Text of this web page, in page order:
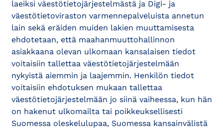
laeiksi väestötietojärjestelmästä ja Digi- ja
väestötietoviraston varmennepalveluista annetun
lain sekä eräiden muiden lakien muuttamisesta
ehdotetaan, että maahanmuuttohallinnon
asiakkaana olevan ulkomaan kansalaisen tiedot
voitaisiin tallettaa väestötietojärjestelmään
nykyistä aiemmin ja laajemmin. Henkilön tiedot
voitaisiin ehdotuksen mukaan tallettaa
väestötietojärjestelmään jo siinä vaiheessa, kun hän
on hakenut ulkomailta tai poikkeuksellisesti
Suomessa oleskelulupaa, Suomessa kansainvälistä